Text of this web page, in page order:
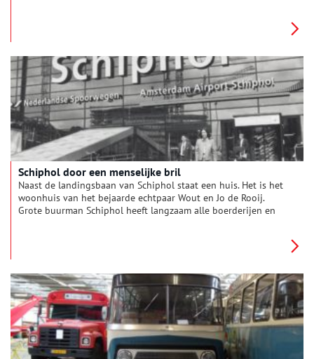
Schiphol door een menselijke bril
Naast de landingsbaan van Schiphol staat een huis. Het is het
woonhuis van het bejaarde echtpaar Wout en Jo de Rooij.
Grote buurman Schiphol heeft langzaam alle boerderijen en